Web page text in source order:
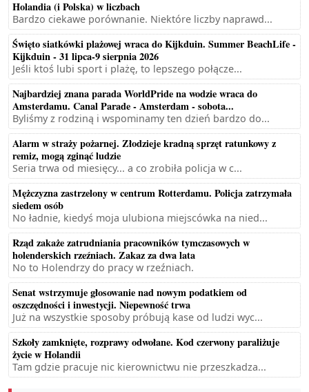
Holandia (i Polska) w liczbach
Bardzo ciekawe porównanie. Niektóre liczby naprawd...
Święto siatkówki plażowej wraca do Kijkduin. Summer BeachLife -
Kijkduin - 31 lipca-9 sierpnia 2026
Jeśli ktoś lubi sport i plażę, to lepszego połącze...
Najbardziej znana parada WorldPride na wodzie wraca do
Amsterdamu. Canal Parade - Amsterdam - sobota...
Byliśmy z rodziną i wspominamy ten dzień bardzo do...
Alarm w straży pożarnej. Złodzieje kradną sprzęt ratunkowy z
remiz, mogą zginąć ludzie
Seria trwa od miesięcy... a co zrobiła policja w c...
Mężczyzna zastrzelony w centrum Rotterdamu. Policja zatrzymała
siedem osób
No ładnie, kiedyś moja ulubiona miejscówka na nied...
Rząd zakaże zatrudniania pracowników tymczasowych w
holenderskich rzeźniach. Zakaz za dwa lata
No to Holendrzy do pracy w rzeźniach.
Senat wstrzymuje głosowanie nad nowym podatkiem od
oszczędności i inwestycji. Niepewność trwa
Już na wszystkie sposoby próbują kase od ludzi wyc...
Szkoły zamknięte, rozprawy odwołane. Kod czerwony paraliżuje
życie w Holandii
Tam gdzie pracuje nic kierownictwu nie przeszkadza...